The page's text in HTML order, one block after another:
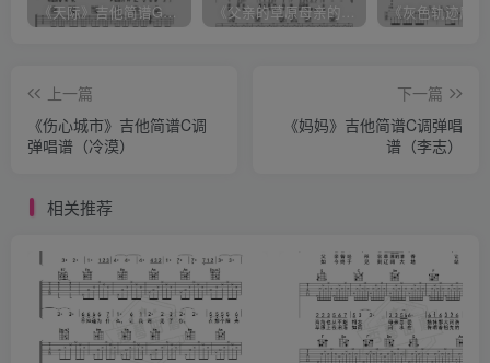
《天际》吉他简谱G调弹唱谱（姜玉阳） 《父亲的草原母亲的河》吉他简谱C调弹唱谱（腾格尔）
上一篇
《伤心城市》吉他简谱C调
弹唱谱（冷漠）
下一篇
《妈妈》吉他简谱C调弹唱
谱（李志）
相关推荐